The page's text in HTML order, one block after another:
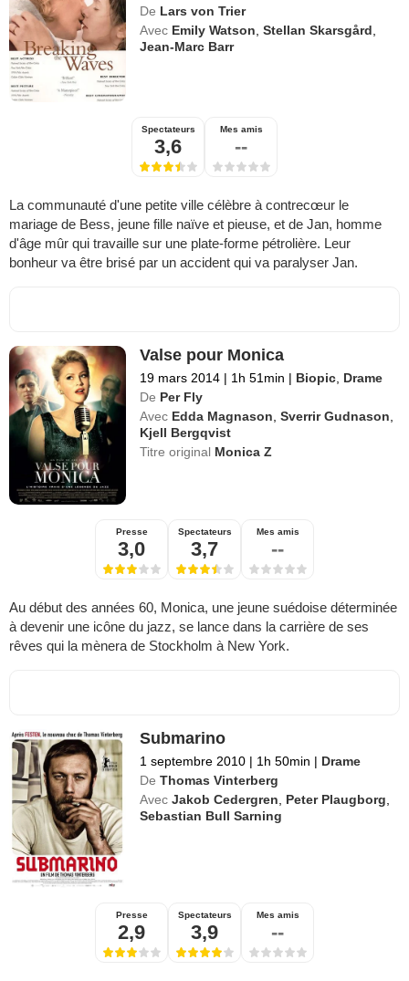
De Lars von Trier
Avec Emily Watson ,Stellan Skarsgård
Jean-Marc Barr
Spectateurs
3,6
Mes amis
--
La communauté d'une petite ville célèbre à contrecœur le
mariage de Bess, jeune fille naïve et pieuse, et de Jan, homme
d'âge mûr qui travaille sur une plate-forme pétrolière. Leur
bonheur va être brisé par un accident qui va paralyser Jan.
Valse pour Monica
19 mars 2014 | 1h 51min | Biopic Drame
De Per Fly
Avec Edda Magnason ,Sverrir Gudnason
Kjell Bergqvist
Titre original Monica Z
Presse
3,0
Spectateurs
3,7
Mes amis
--
Au début des années 60, Monica, une jeune suédoise déterminée
à devenir une icône du jazz, se lance dans la carrière de ses
rêves qui la mènera de Stockholm à New York.
Submarino
1 septembre 2010 | 1h 50min | Drame
De Thomas Vinterberg
Avec Jakob Cedergren Peter Plaugborg
Sebastian Bull Sarning
Presse
2,9
Spectateurs
3,9
Mes amis
--